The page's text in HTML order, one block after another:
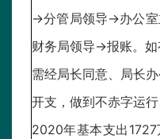
→分管局领导→办公
财务局领导→报账。如
需经局长同意、局长
开支，做到不赤字运
2020年基本支出